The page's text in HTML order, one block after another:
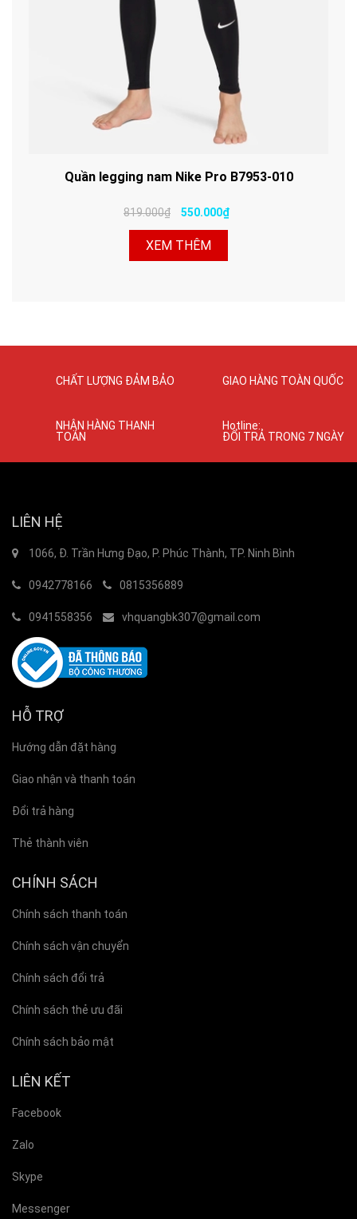
Quần legging nam Nike Pro B7953-010
819.000₫ 550.000₫
XEM THÊM
CHẤT LƯỢNG ĐẢM BẢO GIAO HÀNG TOÀN QUỐC
NHẬN HÀNG THANH
TOÁN
Hotline:
ĐỔI TRẢ TRONG 7 NGÀY
LIÊN HỆ
1066, Đ. Trần Hưng Đạo, P. Phúc Thành, TP. Ninh Bình
0942778166 0815356889
0941558356 vhquangbk307@gmail.com
HỖ TRỢ
Hướng dẫn đặt hàng
Giao nhận và thanh toán
Đổi trả hàng
Thẻ thành viên
CHÍNH SÁCH
Chính sách thanh toán
Chính sách vận chuyển
Chính sách đổi trả
Chính sách thẻ ưu đãi
Chính sách bảo mật
LIÊN KẾT
Facebook
Zalo
Skype
Messenger